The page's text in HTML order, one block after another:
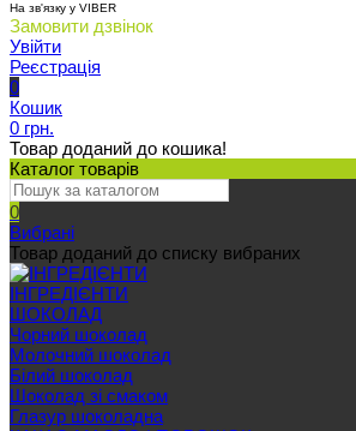
На зв'язку у VIBER
Замовити дзвінок
Увійти
Реєстрація
0
Кошик
0 грн.
Товар доданий до кошика!
Каталог товарів
0
Вибрані
Товар доданий до списку вибраних
ІНГРЕДІЄНТИ
ШОКОЛАД
Чорний шоколад
Молочний шоколад
Білий шоколад
Шоколад зі смаком
Глазур шоколадна